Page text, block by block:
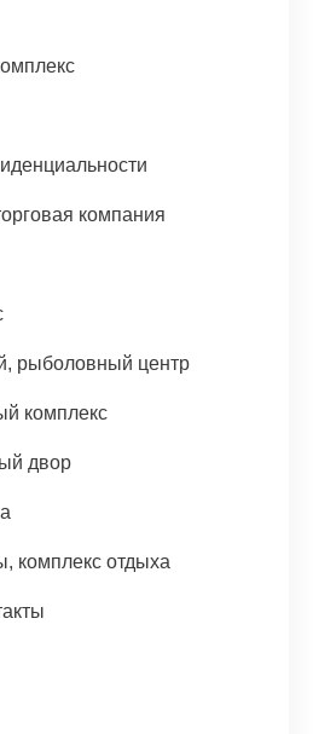
компания
рыболовный центр
комплекс
двор
комплекс отдыха